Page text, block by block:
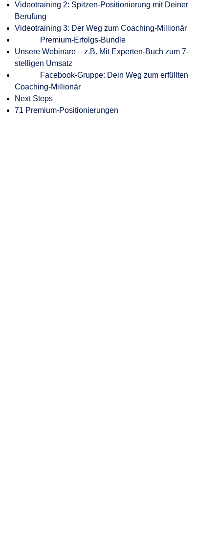
Videotraining 2: Spitzen-Positionierung mit Deiner
Berufung
Videotraining 3: Der Weg zum Coaching-Millionär
Premium-Erfolgs-Bundle
Unsere Webinare – z.B. Mit Experten-Buch zum 7-
stelligen Umsatz
Facebook-Gruppe: Dein Weg zum erfüllten
Coaching-Millionär
Next Steps
71 Premium-Positionierungen